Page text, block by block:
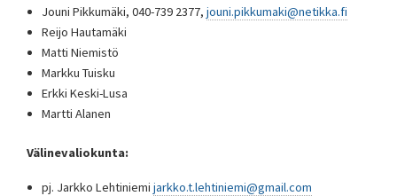
Jouni Pikkumäki, 040-739 2377,jouni.pikkumaki@netikka.fi
Reijo Hautamäki
Matti Niemistö
Markku Tuisku
Erkki Keski-Lusa
Martti Alanen
Välinevaliokunta:
pj. Jarkko Lehtiniemijarkko.t.lehtiniemi@gmail.com